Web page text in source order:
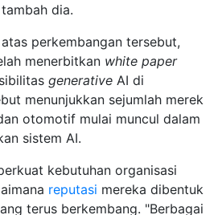
dia.
perkembangan tersebut,
menerbitkan white paper
generative AI di
menunjukkan sejumlah merek
otomotif mulai muncul dalam
sistem AI.
kebutuhan organisasi
reputasi mereka dibentuk
terus berkembang. "Berbagai